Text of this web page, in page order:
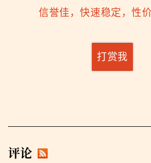
信誉佳，快速稳定，性
打赏我
评论